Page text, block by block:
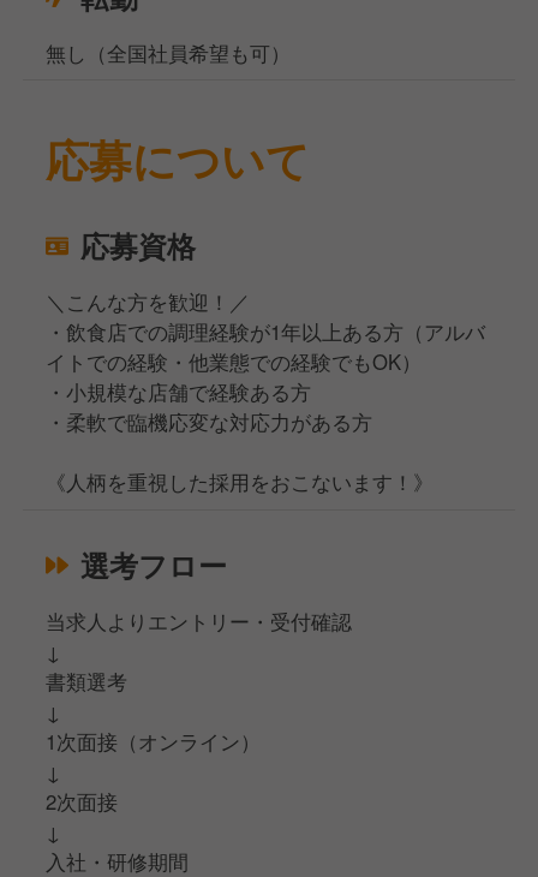
無し（全国社員希望も可）
応募について
応募資格
＼こんな方を歓迎！／
・飲食店での調理経験が1年以上ある方（アルバ
イトでの経験・他業態での経験でもOK）
・小規模な店舗で経験ある方
・柔軟で臨機応変な対応力がある方
《人柄を重視した採用をおこないます！》
選考フロー
当求人よりエントリー・受付確認
↓
書類選考
↓
1次面接（オンライン）
↓
2次面接
↓
入社・研修期間